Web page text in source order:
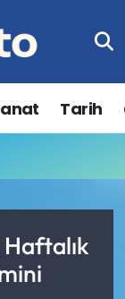
Tarih
Haftalık